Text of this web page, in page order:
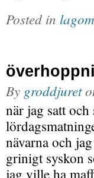
Posted in lagom
By groddjuret
när jag satt
nävarna och
grinigt syskon
jag ville ha